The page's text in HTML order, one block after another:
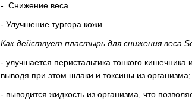
- Снижение веса
- Улучшение тургора кожи.
Как действует пластырь для снижения веса
- улучшается перистальтика тонкого
выводя при этом шлаки и токсины из организма;
- выводится жидкость из организма, что